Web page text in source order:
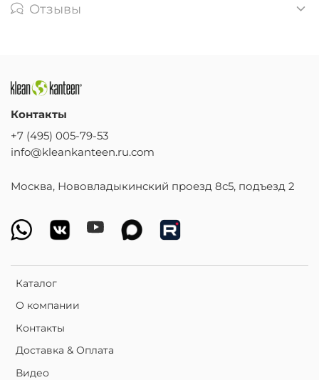
Отзывы
Каталог
О компании
Контакты
Доставка & Оплата
Видео
Контакты
+7 (495) 005-79-53
info@kleankanteen.ru.com
Москва, Нововладыкинский проезд 8с5, подъезд 2